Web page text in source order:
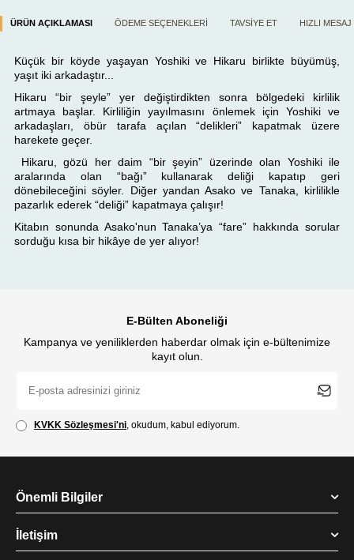
ÜRÜN AÇIKLAMASI ÖDEME SEÇENEKLERI TAVSIYE ET HIZLI MESAJ
Küçük bir köyde yaşayan Yoshiki ve Hikaru birlikte büyümüş,
yaşıt iki arkadaştır...
Hikaru “bir şeyle” yer değiştirdikten sonra bölgedeki kirlilik
artmaya başlar. Kirliliğin yayılmasını önlemek için Yoshiki ve
arkadaşları, öbür tarafa açılan “delikleri” kapatmak üzere
harekete geçer.
Hikaru, gözü her daim “bir şeyin” üzerinde olan Yoshiki ile
aralarında olan “bağı” kullanarak deliği kapatıp geri
dönebileceğini söyler. Diğer yandan Asako ve Tanaka, kirlilikle
pazarlık ederek “deliği” kapatmaya çalışır!
Kitabın sonunda Asako'nun Tanaka’ya “fare” hakkında sorular
sorduğu kısa bir hikâye de yer alıyor!
E-Bülten Aboneliği
Kampanya ve yeniliklerden haberdar olmak için e-bültenimize
kayıt olun.
KVKK Sözleşmesi'ni , okudum, kabul ediyorum.
Önemli Bilgiler
İletişim